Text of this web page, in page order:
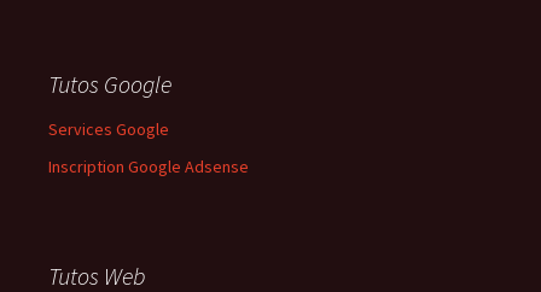
Tutos Google
Services Google
Inscription Google Adsense
Tutos Web